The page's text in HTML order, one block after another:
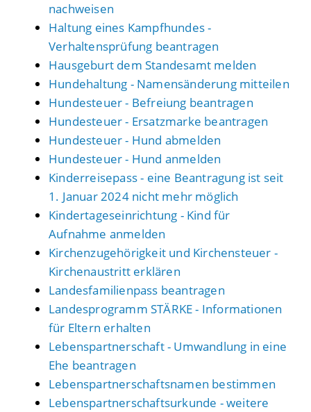
nachweisen
Haltung eines Kampfhundes -
Verhaltensprüfung beantragen
Hausgeburt dem Standesamt melden
Hundehaltung - Namensänderung mitteilen
Hundesteuer - Befreiung beantragen
Hundesteuer - Ersatzmarke beantragen
Hundesteuer - Hund abmelden
Hundesteuer - Hund anmelden
Kinderreisepass - eine Beantragung ist seit
1. Januar 2024 nicht mehr möglich
Kindertageseinrichtung - Kind für
Aufnahme anmelden
Kirchenzugehörigkeit und Kirchensteuer -
Kirchenaustritt erklären
Landesfamilienpass beantragen
Landesprogramm STÄRKE - Informationen
für Eltern erhalten
Lebenspartnerschaft - Umwandlung in eine
Ehe beantragen
Lebenspartnerschaftsnamen bestimmen
Lebenspartnerschaftsurkunde - weitere